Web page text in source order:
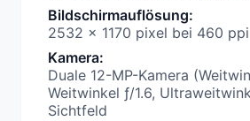
Bildschirmauflösung:
2532 x 1170 pixel bei 460 ppi
Kamera:
Duale 12-MP-Kamera
Weitwinkel ƒ/1.6,
Sichtfeld